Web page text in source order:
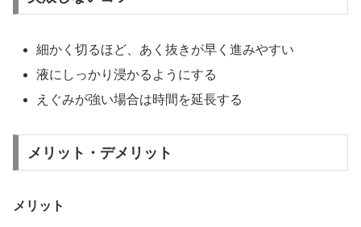
細かく切るほど、あく抜きが早く進みやすい
液にしっかり浸かるようにする
えぐみが強い場合は時間を延長する
メリット・デメリット
メリット